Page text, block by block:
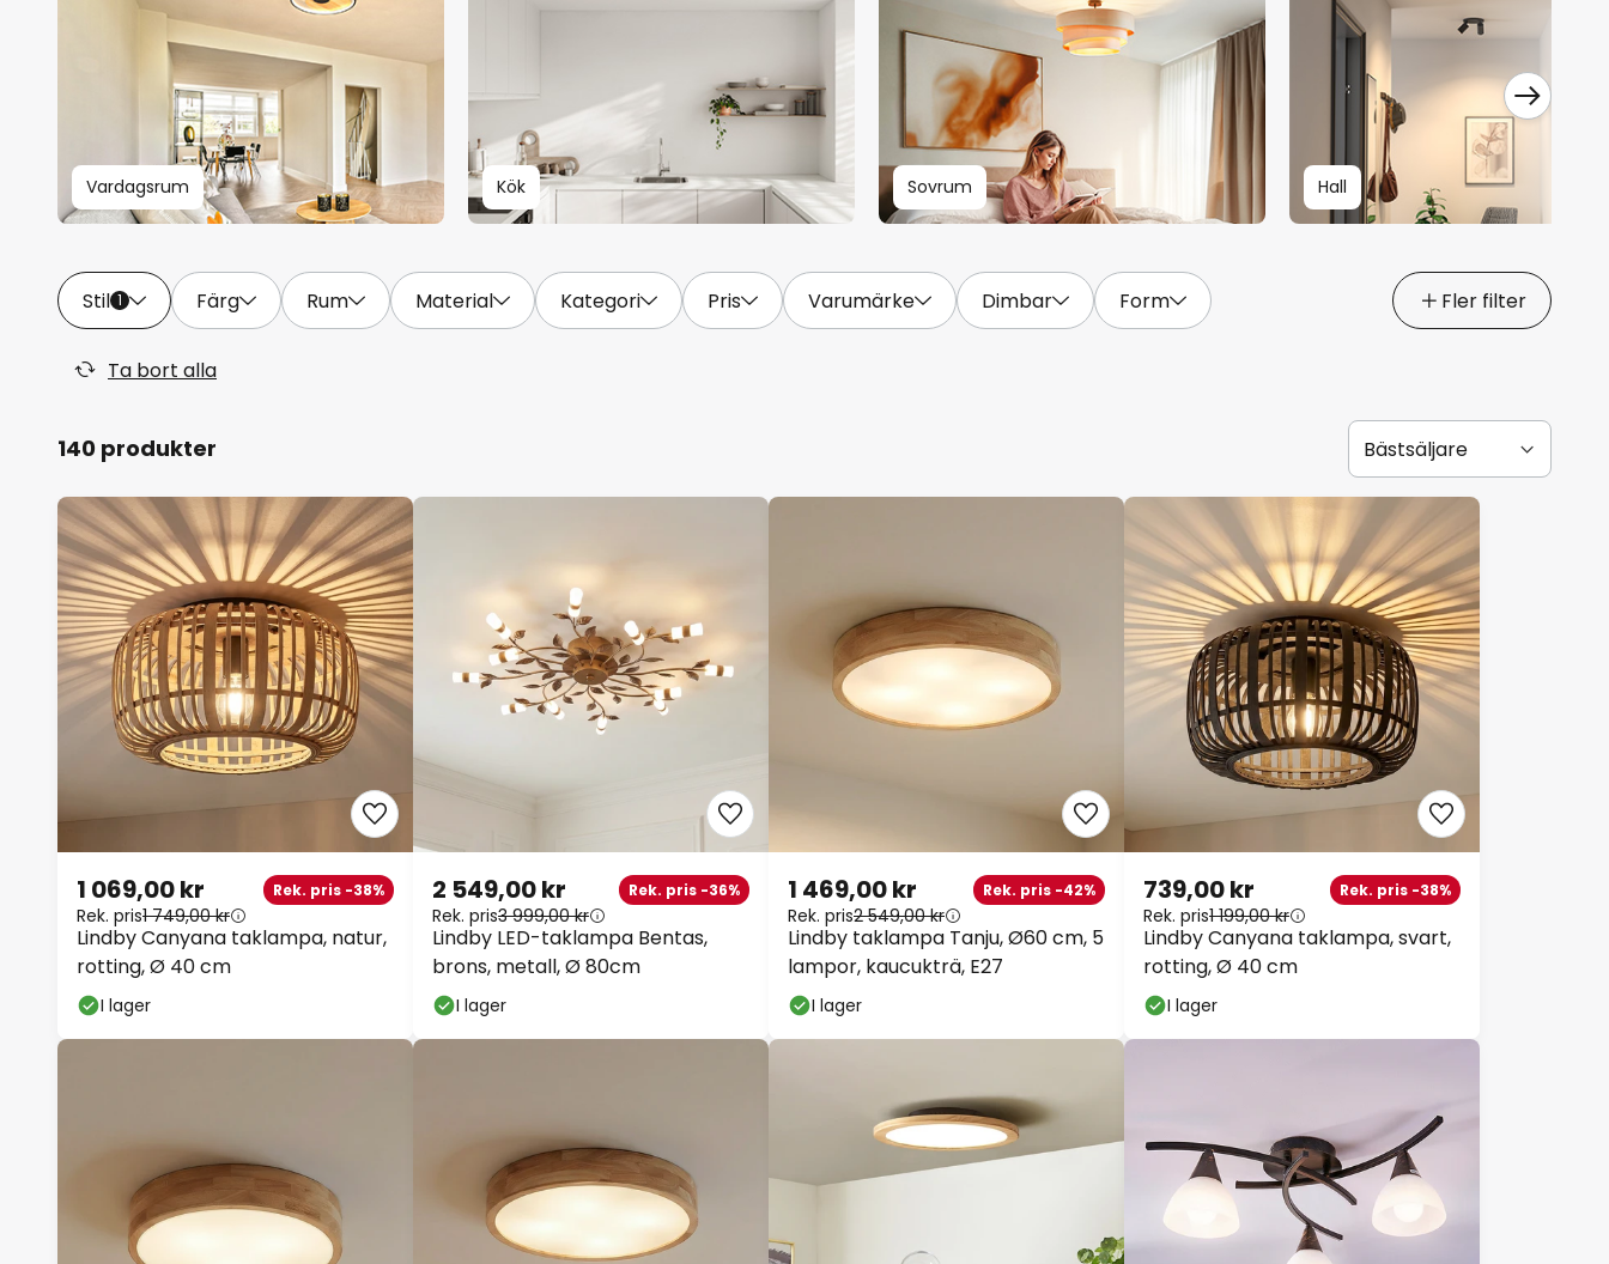
Vardagsrum Kök Sovrum Hall
Stil 1 Färg Rum Material Kategori Pris Varumärke Dimbar Form Fler filter
Ta bort alla
140 produkter
Lindby Canyana taklampa, natur,
rotting, Ø 40 cm
1 069,00 kr Rek. pris -38%
Rek. pris1 749,00 kr
I lager
Lindby LED-taklampa Bentas,
brons, metall, Ø 80cm
2 549,00 kr Rek. pris -36%
Rek. pris3 999,00 kr
I lager
Lindby taklampa Tanju, Ø60 cm, 5
lampor, kaucukträ, E27
1 469,00 kr Rek. pris -42%
Rek. pris2 549,00 kr
I lager
Lindby Canyana taklampa, svart,
rotting, Ø 40 cm
739,00 kr Rek. pris -38%
Rek. pris1 199,00 kr
I lager